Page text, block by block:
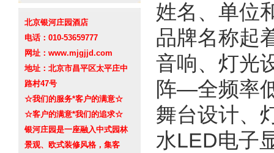
北京银河庄园酒店
电话：010-53659777
网址：www.mjgjjd.com
地址：北京市昌平区太平庄中
路村47号
☆我们的服务*客户的满意☆
☆客户的满意*我们的追求☆
银河庄园是一座融入中式园林
景观、欧式装修风格，集客
姓名、单位
品牌名称起
音响、灯光
阵—全频率
舞台设计、
水LED电子